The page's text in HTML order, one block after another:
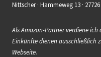
Nittscher · Hammeweg 13 ·
Als Amazon-Partner verdiene
Einkünfte dienen ausschließlich
Webseite.